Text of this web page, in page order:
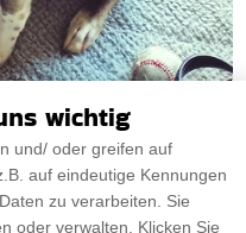
wie ein Champion aus?
er ta
wichtig
und/ oder greifen auf
auf eindeutige Kennungen
zu verarbeiten. Sie
oder verwalten. Klicken Sie